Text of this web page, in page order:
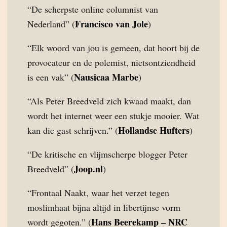
“De scherpste online columnist van
Nederland” (Francisco van Jole)
“Elk woord van jou is gemeen, dat hoort bij de
provocateur en de polemist, nietsontziendheid
is een vak” (Nausicaa Marbe)
“Als Peter Breedveld zich kwaad maakt, dan
wordt het internet weer een stukje mooier. Wat
kan die gast schrijven.” (Hollandse Hufters)
“De kritische en vlijmscherpe blogger Peter
Breedveld” (Joop.nl)
“Frontaal Naakt, waar het verzet tegen
moslimhaat bijna altijd in libertijnse vorm
wordt gegoten.” (Hans Beerekamp – NRC